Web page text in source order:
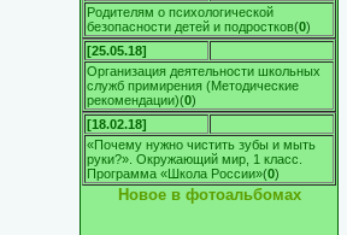
Родителям о психологической
безопасности детей и подростков(0)
[25.05.18]
Организация деятельности школьных
служб примирения (Методические
рекомендации)(0)
[18.02.18]
«Почему нужно чистить зубы и мыть
руки?». Окружающий мир, 1 класс.
Программа «Школа России»(0)
Новое в фотоальбомах